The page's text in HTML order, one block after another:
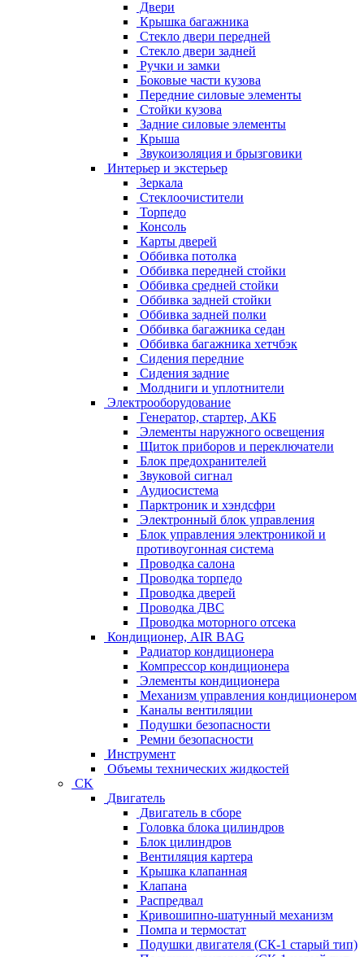
Двери
Крышка багажника
Стекло двери передней
Стекло двери задней
Ручки и замки
Боковые части кузова
Передние силовые элементы
Стойки кузова
Задние силовые элементы
Крыша
Звукоизоляция и брызговики
Интерьер и экстерьер
Зеркала
Стеклоочистители
Торпедо
Консоль
Карты дверей
Оббивка потолка
Оббивка передней стойки
Оббивка средней стойки
Оббивка задней стойки
Оббивка задней полки
Оббивка багажника седан
Оббивка багажника хетчбэк
Сидения передние
Сидения задние
Молдниги и уплотнители
Электрооборудование
Генератор, стартер, АКБ
Элементы наружного освещения
Щиток приборов и переключатели
Блок предохранителей
Звуковой сигнал
Аудиосистема
Парктроник и хэндсфри
Электронный блок управления
Блок управления электроникой и
противоугонная система
Проводка салона
Проводка торпедо
Проводка дверей
Проводка ДВС
Проводка моторного отсека
Кондиционер, AIR BAG
Радиатор кондиционера
Компрессор кондиционера
Элементы кондиционера
Механизм управления кондиционером
Каналы вентиляции
Подушки безопасности
Ремни безопасности
Инструмент
Объемы технических жидкостей
CK
Двигатель
Двигатель в сборе
Головка блока цилиндров
Блок цилиндров
Вентиляция картера
Крышка клапанная
Клапана
Распредвал
Кривошипно-шатунный механизм
Помпа и термостат
Подушки двигателя (СК-1 старый тип)